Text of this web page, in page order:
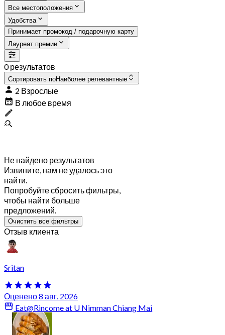
Все местоположения
Удобства
Принимает промокод / подарочную карту
Лауреат премии
0 результатов
Сортировать поНаиболее релевантные
2 Взрослые
В любое время
Не найдено результатов
Извините, нам не удалось это
найти.
Попробуйте сбросить фильтры,
чтобы найти больше
предложений.
Очистить все фильтры
Отзыв клиента
Sritan
Оценено 8 авг. 2026
Eat@Rincome at U Nimman Chiang Mai